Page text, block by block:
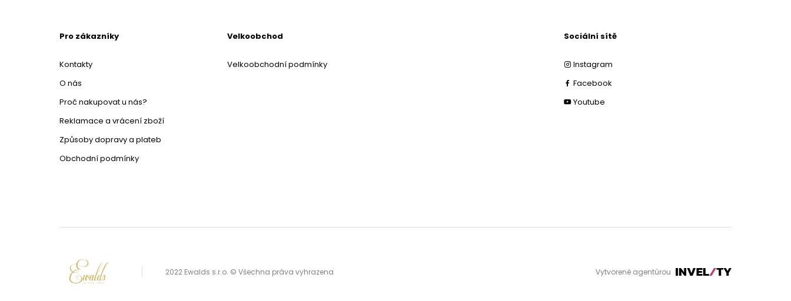
Pro zákazníky
Kontakty
O nás
Proč nakupovat u nás?
Reklamace a vrácení zboží
Způsoby dopravy a plateb
Obchodní podmínky
Velkoobchod
Velkoobchodní podmínky
Sociální sítě
Instagram
Facebook
Youtube
2022 Ewalds s.r.o. © Všechna práva vyhrazena Vytvorené agentúrou